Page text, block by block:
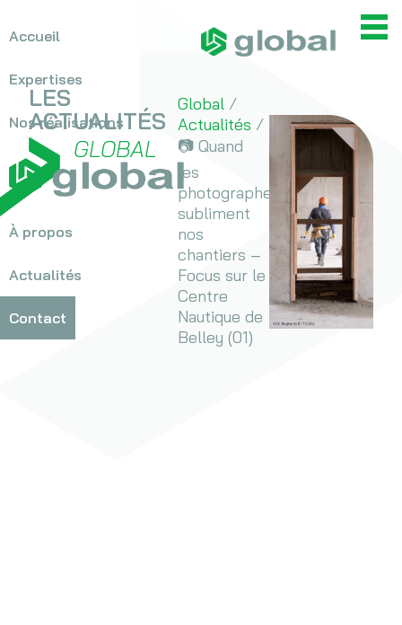
Accueil
Expertises
> OPC > MOEX
Nos réalisations
> Hospitalier
Bureaux / Tertiaire
> Scolaires
> Équipements
> Culturel
> Autres Voir toutes les réalisations
À propos
Historique
Équipe
Nous rejoindre
Actualités
Contact
LES
ACTUALITÉS
GLOBAL
Global /
Actualités /
📷 Quand
les
photographes
subliment
nos
chantiers –
Focus sur le
Centre
Nautique de
Belley (01)